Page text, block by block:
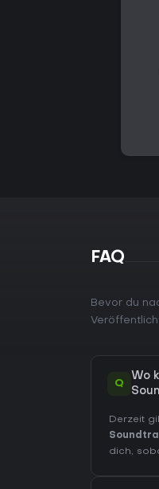
FAQ
Bevor du
Q
Wo
Derzeit
dich,